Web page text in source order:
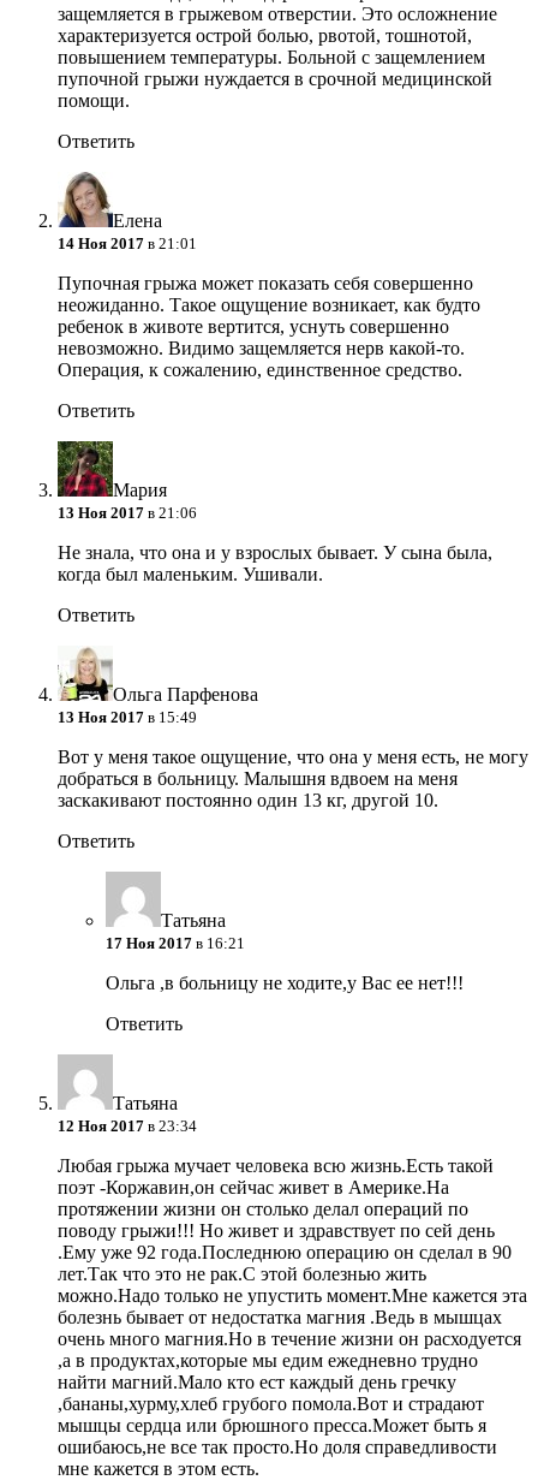
защемляется в грыжевом отверстии. Это осложнение
характеризуется острой болью, рвотой, тошнотой,
повышением температуры. Больной с защемлением
пупочной грыжи нуждается в срочной медицинской
помощи.
Ответить
Елена
14 Ноя 2017 в 21:01
Пупочная грыжа может показать себя совершенно
неожиданно. Такое ощущение возникает, как будто
ребенок в животе вертится, уснуть совершенно
невозможно. Видимо защемляется нерв какой-то.
Операция, к сожалению, единственное средство.
Ответить
Мария
13 Ноя 2017 в 21:06
Не знала, что она и у взрослых бывает. У сына была,
когда был маленьким. Ушивали.
Ответить
Ольга Парфенова
13 Ноя 2017 в 15:49
Вот у меня такое ощущение, что она у меня есть, не могу
добраться в больницу. Малышня вдвоем на меня
заскакивают постоянно один 13 кг, другой 10.
Ответить
Татьяна
17 Ноя 2017 в 16:21
Ольга ,в больницу не ходите,у Вас ее нет!!!
Ответить
Татьяна
12 Ноя 2017 в 23:34
Любая грыжа мучает человека всю жизнь.Есть такой
поэт -Коржавин,он сейчас живет в Америке.На
протяжении жизни он столько делал операций по
поводу грыжи!!! Но живет и здравствует по сей день
.Ему уже 92 года.Последнюю операцию он сделал в 90
лет.Так что это не рак.С этой болезнью жить
можно.Надо только не упустить момент.Мне кажется эта
болезнь бывает от недостатка магния .Ведь в мышцах
очень много магния.Но в течение жизни он расходуется
,а в продуктах,которые мы едим ежедневно трудно
найти магний.Мало кто ест каждый день гречку
,бананы,хурму,хлеб грубого помола.Вот и страдают
мышцы сердца или брюшного пресса.Может быть я
ошибаюсь,не все так просто.Но доля справедливости
мне кажется в этом есть.